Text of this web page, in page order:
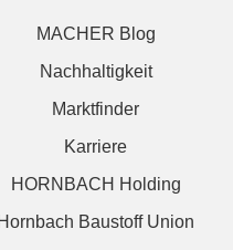
MACHER Blog
Nachhaltigkeit
Marktfinder
Karriere
HORNBACH Holding
Hornbach Baustoff Union